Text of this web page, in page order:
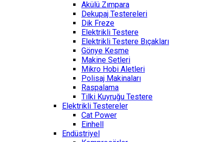
Akülü Zımpara
Dekupaj Testereleri
Dik Freze
Elektrikli Testere
Elektrikli Testere Bıçakları
Gönye Kesme
Makine Setleri
Mikro Hobi Aletleri
Polisaj Makinaları
Raspalama
Tilki Kuyruğu Testere
Elektrikli Testereler
Cat Power
Einhell
Endüstriyel